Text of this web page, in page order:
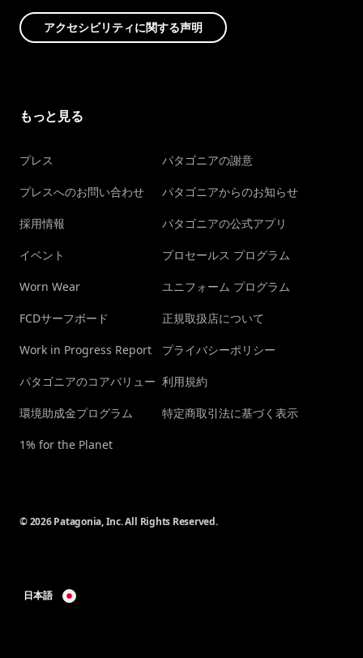
アクセシビリティに関する声明
もっと見る
プレス
プレスへのお問い合わせ
採用情報
イベント
Worn Wear
FCDサーフボード
Work in Progress Report
パタゴニアのコアバリュー
環境助成金プログラム
1% for the Planet
パタゴニアの謝意
パタゴニアからのお知らせ
パタゴニアの公式アプリ
プロセールス プログラム
ユニフォーム プログラム
正規取扱店について
プライバシーポリシー
利用規約
特定商取引法に基づく表示
© 2026 Patagonia, Inc. All Rights Reserved.
日本語